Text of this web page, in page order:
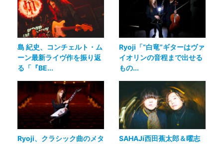
島 紀史、コンチェルト・ム
ーン最新ライヴ作を振り返
る「『BE...
Ryoji「“白竜”ギターはヴァ
イオリンの音程まで出せる
もの...
Ryoji、クラシック曲のメタ
SAHAJi西田蕉太郎＆曜志